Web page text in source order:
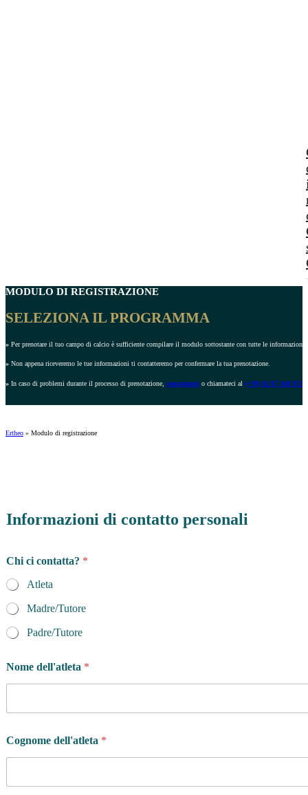
MODULO DI REGISTRAZIONE
SELEZIONA IL PROGRAMMA
» Per prenotare il tuo campo di calcio è sufficiente compilare il modulo sottostante con tutte le informazioni
» Non appena riceveremo le tue informazioni ti contatteremo per confermare la tua prenotazione.
» In caso di problemi durante il processo di prenotazione, contattateci o chiamateci al (+39) 02 87 368 972
Ertheo » Modulo di registrazione
Informazioni di contatto personali
a
e
s
e
P
o
s
i
a
i
v
c
Chi ci contatta? *
Atleta
Madre/Tutore
Padre/Tutore
Nome dell'atleta *
Cognome dell'atleta *